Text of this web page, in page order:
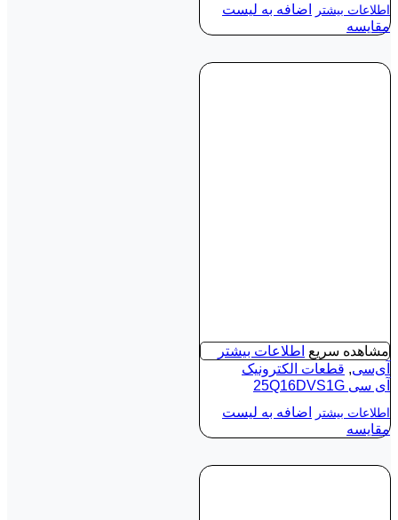
اطلاعات بیشتر
اضافه به لیست
مقایسه
مشاهده سریع اطلاعات بیشتر
آی‌سی, قطعات الکترونیک
آی‌ سی 25Q16DVS1G
اطلاعات بیشتر
اضافه به لیست
مقایسه